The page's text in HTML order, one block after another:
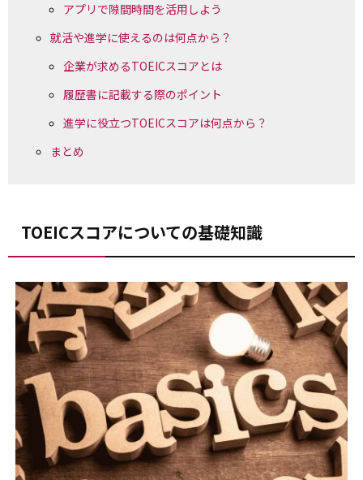
アプリで隙間時間を活用しよう
就活や進学に使えるのは何点から？
企業が求めるTOEICスコアとは
履歴書に記載する際のポイント
進学に役立つTOEICスコアは何点から？
まとめ
TOEICスコアについての基礎知識